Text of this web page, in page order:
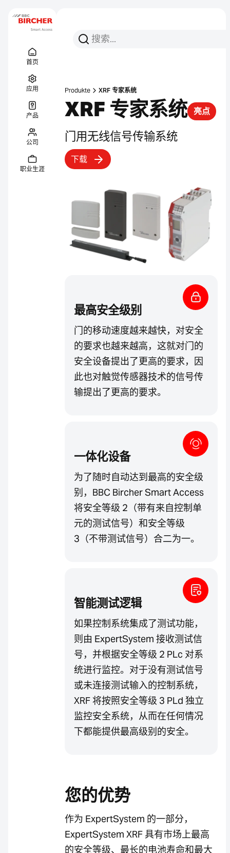
首页
应用
产品
公司
职业生涯
搜索
搜索
Produkte XRF 专家系统
XRF 专家系统 亮点
门用无线信号传输系统
下载
最高安全级别
门的移动速度越来越快，对安全
的要求也越来越高，这就对门的
安全设备提出了更高的要求，因
此也对触觉传感器技术的信号传
输提出了更高的要求。
一体化设备
为了随时自动达到最高的安全级
别，BBC Bircher Smart Access
将安全等级 2（带有来自控制单
元的测试信号）和安全等级
3（不带测试信号）合二为一。
智能测试逻辑
如果控制系统集成了测试功能，
则由 ExpertSystem 接收测试信
号，并根据安全等级 2 PLc 对系
统进行监控。对于没有测试信号
或未连接测试输入的控制系统，
XRF 将按照安全等级 3 PLd 独立
监控安全系统，从而在任何情况
下都能提供最高级别的安全。
您的优势
作为 ExpertSystem 的一部分，
ExpertSystem XRF 具有市场上最高
的安全等级、最长的电池寿命和最大